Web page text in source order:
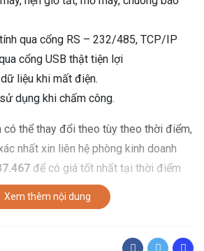
qua cổng RS – 232/485, TCP/IP
cổng USB thật tiện lợi
liệu khi mất điện.
dụng khi chấm công.
có thể thay đổi theo tùy theo thời điểm,
nhất xin liên hệ phòng kinh doanh
để có giá tốt nhất tại thời điểm
Xem thêm nội dung